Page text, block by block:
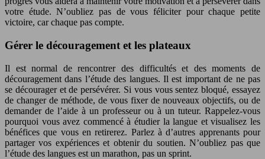
votre étude. N’oubliez pas de vous féliciter pour chaque petite
victoire, car chaque pas compte.
Gérer le découragement et les plateaux
Il est normal de rencontrer des difficultés et des moments de
découragement dans l’étude des langues. Il est important de ne pas
se décourager et de persévérer. Si vous vous sentez bloqué, essayez
de changer de méthode, de vous fixer de nouveaux objectifs, ou de
demander de l’aide à un professeur ou à un tuteur. Rappelez-vous
pourquoi vous avez commencé à étudier la langue et visualisez les
bénéfices que vous en retirerez. Parlez à d’autres apprenants pour
partager vos expériences et obtenir du soutien. N’oubliez pas que
l’étude des langues est un marathon, pas un sprint.